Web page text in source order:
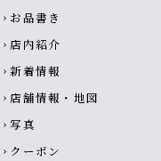
chevron_right お品書き
chevron_right 店内紹介
chevron_right 新着情報
chevron_right 店舗情報・地図
chevron_right 写真
chevron_right クーポン